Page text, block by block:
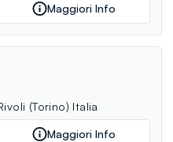
Maggiori Info
(Torino) Italia
Maggiori Info